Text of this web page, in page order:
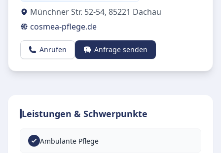
Münchner Str. 52-54, 85221 Dachau
cosmea-pflege.de
Anrufen Anfrage senden
Leistungen & Schwerpunkte
Ambulante Pflege